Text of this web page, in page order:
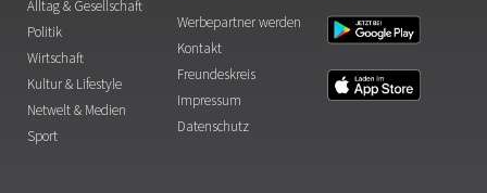
Alltag & Gesellschaft
Politik
Wirtschaft
Kultur & Lifestyle
Netwelt & Medien
Sport
Werbepartner werden
Kontakt
Freundeskreis
Impressum
Datenschutz